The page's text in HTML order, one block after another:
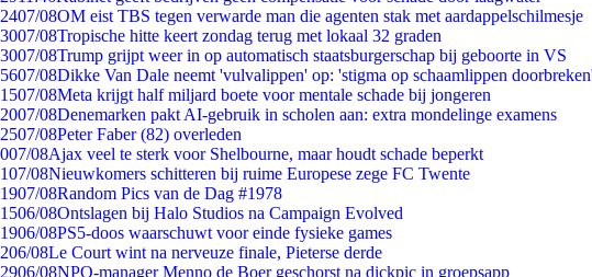
2407/08OM eist TBS tegen verwarde man die agenten stak met aardappelschilmesje
3007/08Tropische hitte keert zondag terug met lokaal 32 graden
3007/08Trump grijpt weer in op automatisch staatsburgerschap bij geboorte in VS
5607/08Dikke Van Dale neemt 'vulvalippen' op: 'stigma op schaamlippen
1507/08Meta krijgt half miljard boete voor mentale schade bij jongeren
2007/08Denemarken pakt AI-gebruik in scholen aan: extra mondelinge examens
2507/08Peter Faber (82) overleden
007/08Ajax veel te sterk voor Shelbourne, maar houdt schade beperkt
107/08Nieuwkomers schitteren bij ruime Europese zege FC Twente
1907/08Random Pics van de Dag #1978
1506/08Ontslagen bij Halo Studios na Campaign Evolved
1906/08PS5-doos waarschuwt voor einde fysieke games
206/08Le Court wint na nerveuze finale, Pieterse derde
2906/08NPO-manager Menno de Boer geschorst na dickpic in groepsapp